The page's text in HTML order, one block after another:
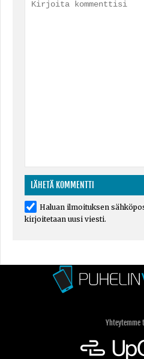
Haluan ilmoituksen
kirjoitetaan uusi viesti.
Yhteytemme